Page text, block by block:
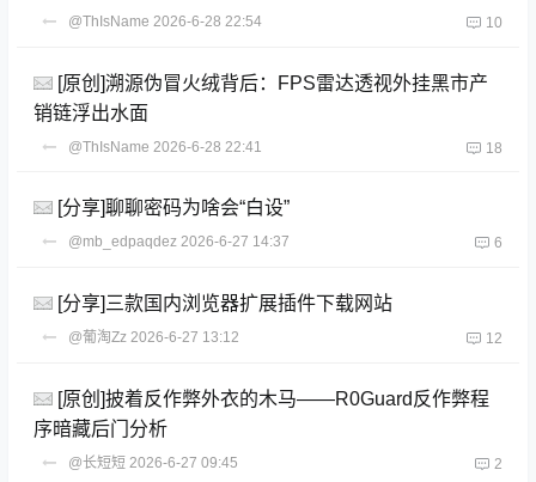
@ThIsName 2026-6-28 22:54 10
[原创]溯源伪冒火绒背后：FPS雷达透视外挂黑市产
销链浮出水面
@ThIsName 2026-6-28 22:41 18
[分享]聊聊密码为啥会“白设”
@mb_edpaqdez 2026-6-27 14:37 6
[分享]三款国内浏览器扩展插件下载网站
@葡淘Zz 2026-6-27 13:12 12
[原创]披着反作弊外衣的木马——R0Guard反作弊程
序暗藏后门分析
@长短短 2026-6-27 09:45 2